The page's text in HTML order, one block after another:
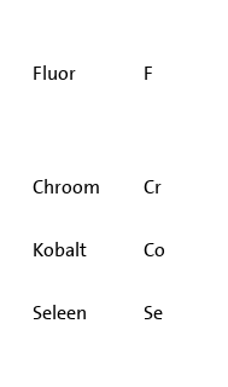
Fluor
F
Chroom
Cr
Kobalt
Co
Seleen
Se